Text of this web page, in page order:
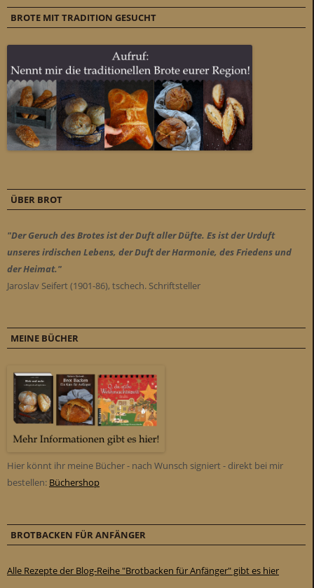
BROTE MIT TRADITION GESUCHT
ÜBER BROT
"Der Geruch des Brotes ist der Duft aller Düfte. Es ist der Urduft
unseres irdischen Lebens, der Duft der Harmonie, des Friedens und
der Heimat."
Jaroslav Seifert (1901-86), tschech. Schriftsteller
MEINE BÜCHER
Hier könnt ihr meine Bücher - nach Wunsch signiert - direkt bei mir
bestellen: Büchershop
BROTBACKEN FÜR ANFÄNGER
Alle Rezepte der Blog-Reihe "Brotbacken für Anfänger" gibt es hier